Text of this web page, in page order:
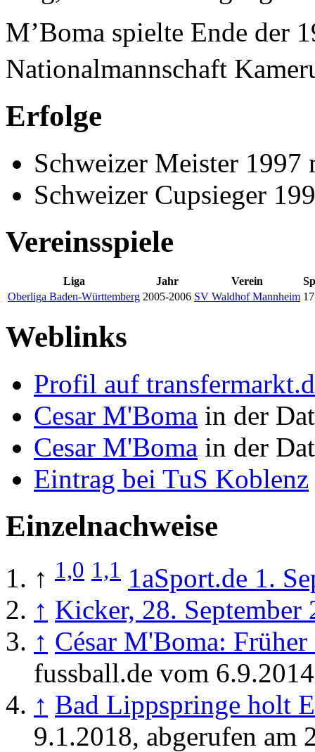
M’Boma spielte Ende der
Nationalmannschaft
Erfolge
Schweizer Meister 1997
Schweizer Cupsieger
Vereinsspiele
Liga Jahr Verein
Oberliga Baden-Württemberg 2005-2006 SV Waldhof Mannheim 17
Weblinks
Profil auf
Cesar M'Boma in der
Cesar M'Boma in der
Eintrag bei TuS Koblenz
Einzelnachweise
↑ 1,0 1,1 1aSport.de 1.
↑ Kicker, 28. September
↑ César M'Boma:
fussball.de vom
↑ Bad Lippspringe holt
9.1.2018, abgerufen am